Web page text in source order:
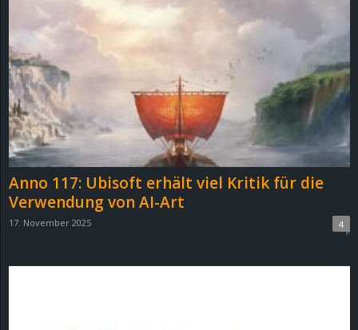
Anno 117: Ubisoft erhält viel Kritik für die
Verwendung von AI-Art
17. November 2025 4